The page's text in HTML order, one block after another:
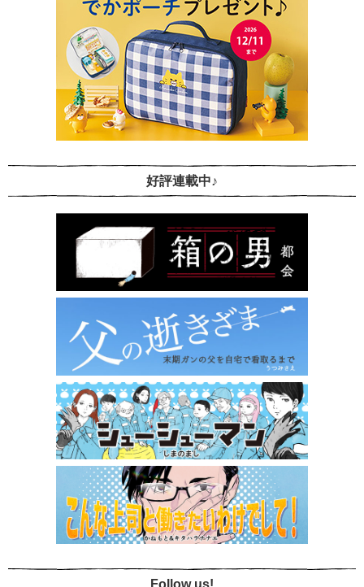
好評連載中♪
Follow us!